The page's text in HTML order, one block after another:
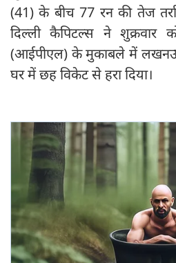
(41) के बीच 77 रन की तेज
दिल्ली कैपिटल्स ने शुक्रवार
(आईपीएल) के मुकाबले में
घर में छह विकेट से हरा दिया।